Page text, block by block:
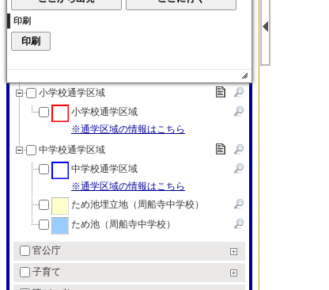
特別支援学校
教育（その他）
教育（その他）
小学校通学区域
小学校通学区域
※通学区域の情報はこちら
中学校通学区域
中学校通学区域
※通学区域の情報はこちら
ため池埋立地（周船寺中学校）
ため池（周船寺中学校）
官公庁
子育て
印刷